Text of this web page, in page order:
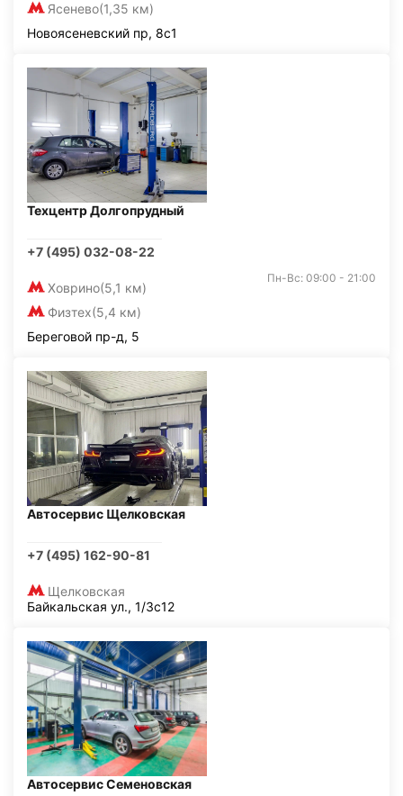
Ясенево(1,35 км)
Новоясеневский пр, 8с1
Техцентр Долгопрудный
+7 (495) 032-08-22
Ховрино(5,1 км)
Физтех(5,4 км)
Пн-Вс: 09:00 - 21:00
Береговой пр-д, 5
Автосервис Щелковская
+7 (495) 162-90-81
Щелковская
Байкальская ул., 1/3с12
Автосервис Семеновская